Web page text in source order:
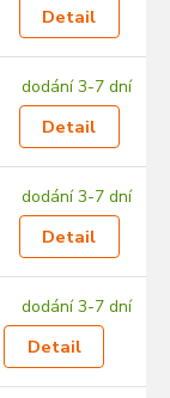
Detail
dodání 3-7 dní
Detail
dodání 3-7 dní
Detail
dodání 3-7 dní
Detail